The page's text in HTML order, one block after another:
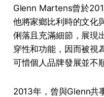
Glenn Martens曾於
他將家鄉比利時的文化
俐落且充滿細節，展現
穿性和功能，因而被視
可惜個人品牌發展並不
2013年，曾與Glenn共